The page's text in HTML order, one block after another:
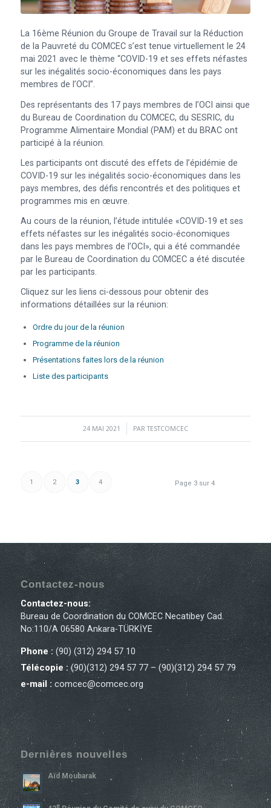
La 16ème Réunion du Groupe de Travail sur la Réduction
de la Pauvreté du COMCEC s’est tenue virtuellement le 24
mai 2021 avec le thème “COVID-19 et ses effets néfastes
sur les inégalités socio-économiques dans les pays
membres de l’OCI”.
Des représentants des 17 pays membres de l’OCI ainsi que
du Bureau de Coordination du COMCEC, du SESRIC, du
Programme Alimentaire Mondial (PAM) et du BRAC ont
participé à la réunion.
Les participants ont discuté des effets de l’épidémie de
COVID-19 sur les inégalités socio-économiques dans les
pays membres, des défis rencontrés et des politiques et
programmes mis en œuvre.
Au cours de la réunion, l’étude intitulée «COVID-19 et ses
effets néfastes sur les inégalités socio-économiques
dans les pays membres de l’OCI», qui a été commandée
par le Bureau de Coordination du COMCEC a été discutée
par les participants.
Cliquez sur les liens ci-dessous pour obtenir des
informations détaillées sur la réunion:
Ordre du jour de la réunion
Programme de la réunion
Présentations faites lors de la réunion
Liste des participants
24 MAI 2021
/ PARTESTCOMCEC
Page 3 sur 4
1 2 3 4
Contactez-nous
Contactez-nous:
Bureau de Coordination du COMCEC Necatibey Cad.
No:110/A 06580 Ankara-TÜRKİYE
Phone :(90) (312) 294 57 10
Télécopie :(90)(312) 294 57 77 – (90)(312) 294 57 79
e-mail : comcec@comcec.org
Dernières nouvelles
Aïd Moubarak
E